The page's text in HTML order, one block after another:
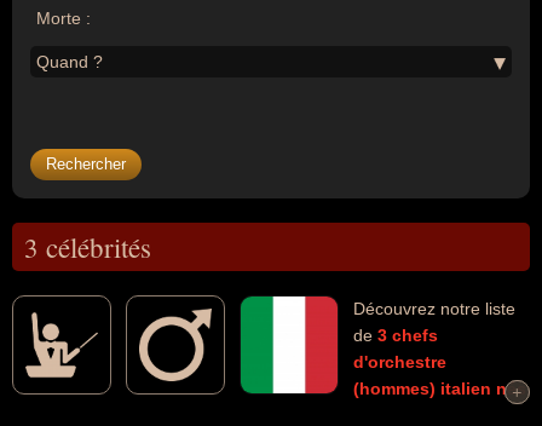
Morte :
Quand ?
3 célébrités
Découvrez notre liste
de 3 chefs
d'orchestre
(hommes) italien nés
+
+